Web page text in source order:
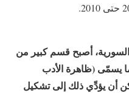
أصبح قسم كبير من
يسمّى (ظاهرة الأدب
أن يؤدِّي ذلك إلى تشكيل